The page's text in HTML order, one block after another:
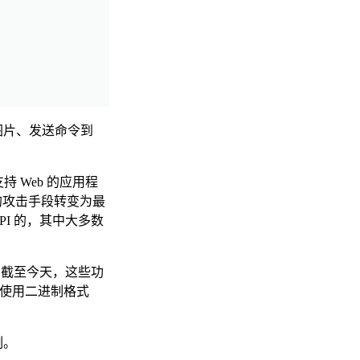
、发送命令到
Web 的应用程
攻击手段转变为最
的，其中大多数
至今天，这些功
用二进制格式